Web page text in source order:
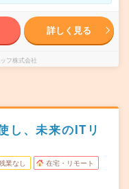
詳しく見る
フ株式会社
、未来のITリ
業なし 在宅・リモート